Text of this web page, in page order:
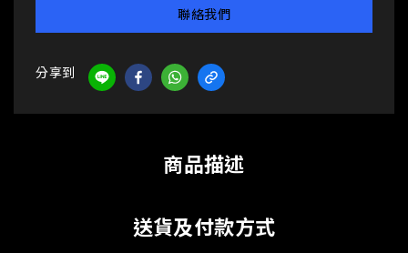
聯絡我們
分享到
商品描述
送貨及付款方式